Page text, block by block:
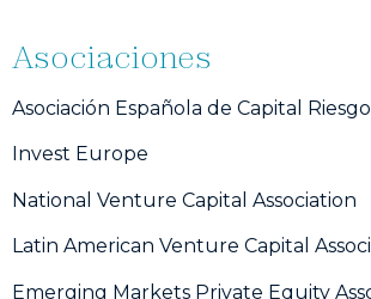
Asociaciones
Asociación Española de Capital Riesgo
Invest Europe
National Venture Capital Association
Latin American Venture Capital
Emerging Markets Private Equity